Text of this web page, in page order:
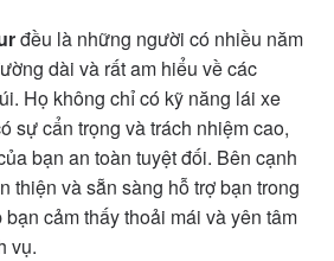
đều là những người có nhiều năm
dài và rất am hiểu về các
Họ không chỉ có kỹ năng lái xe
sự cẩn trọng và trách nhiệm cao,
bạn an toàn tuyệt đối. Bên cạnh
thiện và sẵn sàng hỗ trợ bạn trong
cảm thấy thoải mái và yên tâm
vụ.